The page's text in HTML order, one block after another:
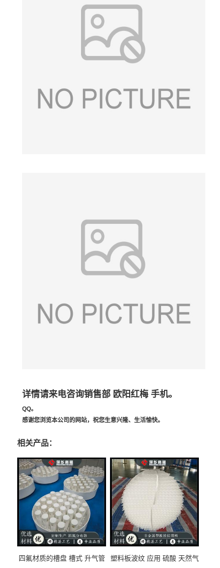
详情请来电咨询销售部 欧阳红梅 手机。
QQ。
感谢您浏览本公司的网站，祝您生意兴隆、生活愉快。
相关产品：
四氟材质的槽盘 槽式 升气管
塑料板波纹 应用 硫酸 天然气